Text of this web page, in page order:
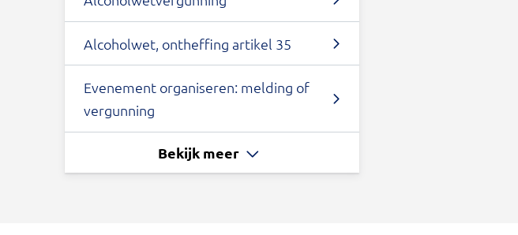
Alcoholwet, ontheffing artikel 35
Evenement organiseren: melding of
vergunning
Bekijk meer